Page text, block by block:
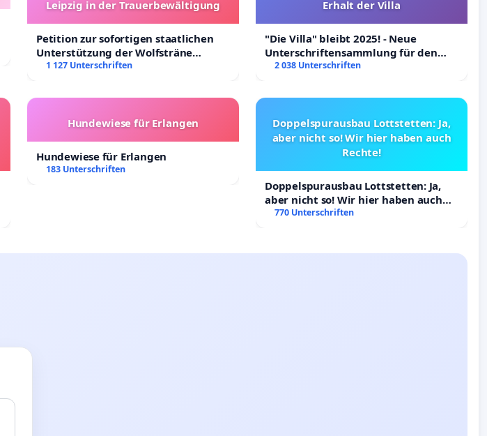
Leipzig in der Trauerbewältigung
Petition zur sofortigen staatlichen
Unterstützung der Wolfsträne
Leipzig in der Trauerbewältigung
1 127 Unterschriften
Erhalt der Villa
"Die Villa" bleibt 2025! - Neue
Unterschriftensammlung für den
Erhalt der Villa
2 038 Unterschriften
Hundewiese für Erlangen
Hundewiese für Erlangen
183 Unterschriften
Doppelspurausbau Lottstetten: Ja,
aber nicht so! Wir hier haben auch
Rechte!
Doppelspurausbau Lottstetten: Ja,
aber nicht so! Wir hier haben auch
Rechte!
770 Unterschriften